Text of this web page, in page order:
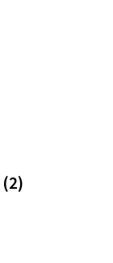
(2)